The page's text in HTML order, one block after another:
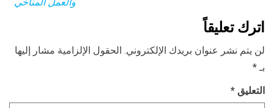
اترك تعليقاً
لن يتم نشر عنوان بريدك الإلكتروني. الحقول الإلزامية مشار إليها
بـ*
التعليق *